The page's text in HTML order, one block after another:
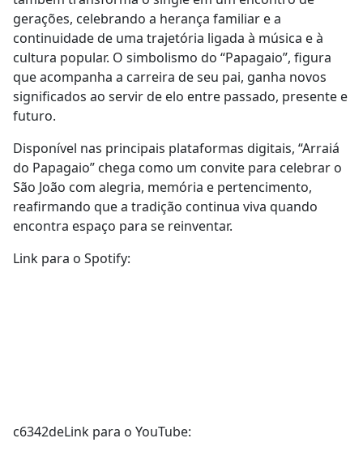
gerações, celebrando a herança familiar e a
continuidade de uma trajetória ligada à música e à
cultura popular. O simbolismo do “Papagaio”, figura
que acompanha a carreira de seu pai, ganha novos
significados ao servir de elo entre passado, presente e
futuro.
Disponível nas principais plataformas digitais, “Arraiá
do Papagaio” chega como um convite para celebrar o
São João com alegria, memória e pertencimento,
reafirmando que a tradição continua viva quando
encontra espaço para se reinventar.
Link para o Spotify:
c6342deLink para o YouTube: